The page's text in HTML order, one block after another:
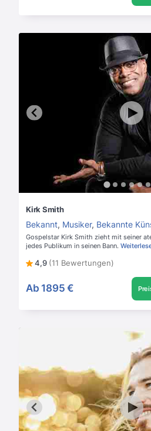
Kirk Smith
Bekannt, Musiker, Bekannte
Gospelstar Kirk Smith zieht mit seiner
jedes Publikum in seinen Bann.
4,9 (11 Bewertungen)
Ab 1895 €